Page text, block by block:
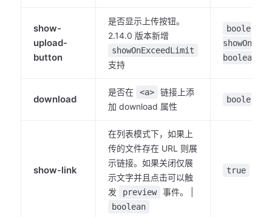
show-
upload-
button
是否显示上传按钮。
2.14.0 版本新增
showOnExceedLimit
支持
boolean
boolean }
download
是否在 <a>
链接上添
加 download 属性
boolean
show-link
在列表模式下，如果上
传的文件存在 URL 则展
示链接。如果关闭仅展
示文字并且点击可以触
发
preview 事件。 |
boolean
true